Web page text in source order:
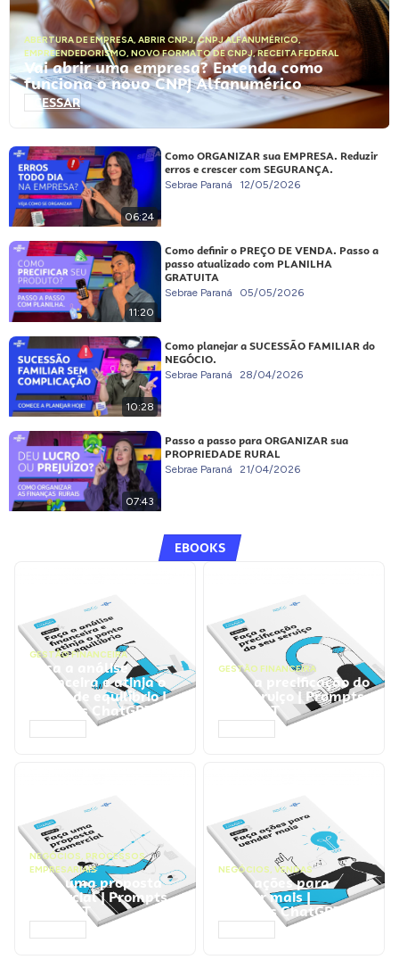
ABERTURA DE EMPRESA, ABRIR CNPJ,CNPJ ALFANUMÉRICO,
EMPREENDEDORISMO, NOVO FORMATO DE CNPJ,RECEITA FEDERAL
Vai abrir uma empresa? Entenda como
funciona o novo CNPJ Alfanumérico
ACESSAR
06:24
Como ORGANIZAR sua EMPRESA. Reduzir
erros e crescer com SEGURANÇA.
Sebrae Paraná 12/05/2026
11:20
Como definir o PREÇO DE VENDA. Passo a
passo atualizado com PLANILHA
GRATUITA
Sebrae Paraná 05/05/2026
10:28
Como planejar a SUCESSÃO FAMILIAR do
NEGÓCIO.
Sebrae Paraná 28/04/2026
07:43
Passo a passo para ORGANIZAR sua
PROPRIEDADE RURAL
Sebrae Paraná 21/04/2026
EBOOKS
GESTÃO FINANCEIRA
Faça a análise
financeira e atinja o
ponto de equilíbrio |
Prompts ChatGPT
GESTÃO FINANCEIRA
Faça a precificação do
seu serviço | Prompts
ChatGPT
NEGÓCIOS, PROCESSOS
EMPRESARIAIS
Faça uma proposta
comercial | Prompts
ChatGPT
NEGÓCIOS, VENDAS
Faça ações para
vender mais |
Prompts ChatGPT